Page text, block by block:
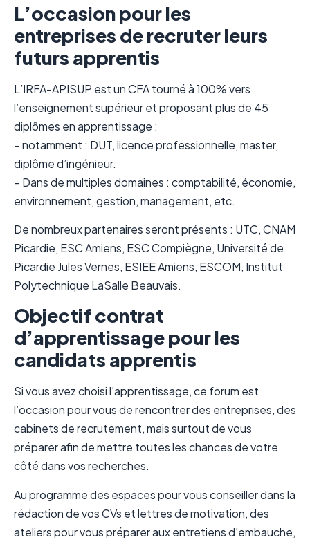
L’occasion pour les
entreprises de recruter leurs
futurs apprentis
L’IRFA-APISUP est un CFA tourné à 100% vers
l’enseignement supérieur et proposant plus de 45
diplômes en apprentissage :
– notamment : DUT, licence professionnelle, master,
diplôme d’ingénieur.
– Dans de multiples domaines : comptabilité, économie,
environnement, gestion, management, etc.
De nombreux partenaires seront présents : UTC, CNAM
Picardie, ESC Amiens, ESC Compiègne, Université de
Picardie Jules Vernes, ESIEE Amiens, ESCOM, Institut
Polytechnique LaSalle Beauvais.
Objectif contrat
d’apprentissage pour les
candidats apprentis
Si vous avez choisi l’apprentissage, ce forum est
l’occasion pour vous de rencontrer des entreprises, des
cabinets de recrutement, mais surtout de vous
préparer afin de mettre toutes les chances de votre
côté dans vos recherches.
Au programme des espaces pour vous conseiller dans la
rédaction de vos CVs et lettres de motivation, des
ateliers pour vous préparer aux entretiens d’embauche,